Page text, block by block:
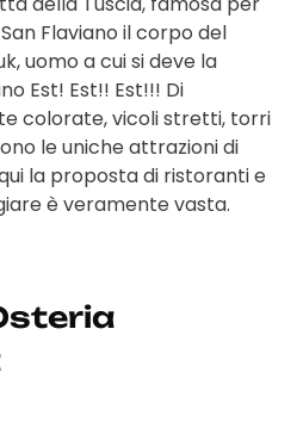
Flaviano il corpo del
uomo a cui si deve la
Est! Est!! Est!!! Di
colorate, vicoli stretti, torri
le uniche attrazioni di
la proposta di ristoranti e
è veramente vasta.